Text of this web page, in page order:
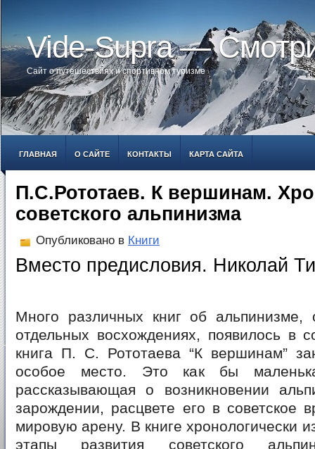
Vide-Supra —
Сайт о путешествиях и спортивном туризме
ГЛАВНАЯ О САЙТЕ КОНТАКТЫ КАРТА САЙТА
П.С.Рототаев. К вершинам.
советского альпинизма
Опубликовано в Книги
Вместо предисловия. Николай
Много различных книг об
отдельных восхождениях, появилось в
книга П. С. Рототаева “К вершинам”
особое место. Это как бы
рассказывающая о возникновении
зарождении, расцвете его в советское
мировую арену. В книге хронологически
этапы развития советского